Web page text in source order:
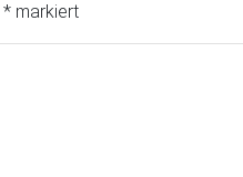
* markiert